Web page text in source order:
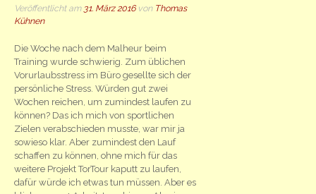
Veröffentlicht am 31. März 2016von Thomas
Kühnen
Die Woche nach dem Malheur beim
Training wurde schwierig. Zum üblichen
Vorurlaubsstress im Büro gesellte sich der
persönliche Stress. Würden gut zwei
Wochen reichen, um zumindest laufen zu
können? Das ich mich von sportlichen
Zielen verabschieden musste, war mir ja
sowieso klar. Aber zumindest den Lauf
schaffen zu können, ohne mich für das
weitere Projekt TorTour kaputt zu laufen,
dafür würde ich etwas tun müssen. Aber es